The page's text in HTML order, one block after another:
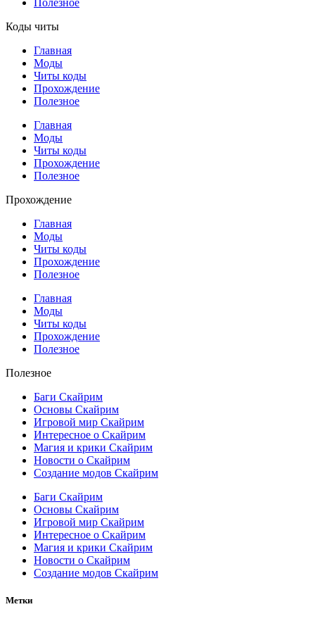
Коды читы
Главная
Моды
Читы коды
Прохождение
Полезное
Главная
Моды
Читы коды
Прохождение
Полезное
Прохождение
Главная
Моды
Читы коды
Прохождение
Полезное
Главная
Моды
Читы коды
Прохождение
Полезное
Полезное
Баги Скайрим
Основы Скайрим
Игровой мир Скайрим
Интересное о Скайрим
Магия и крики Скайрим
Новости о Скайрим
Создание модов Скайрим
Баги Скайрим
Основы Скайрим
Игровой мир Скайрим
Интересное о Скайрим
Магия и крики Скайрим
Новости о Скайрим
Создание модов Скайрим
Метки